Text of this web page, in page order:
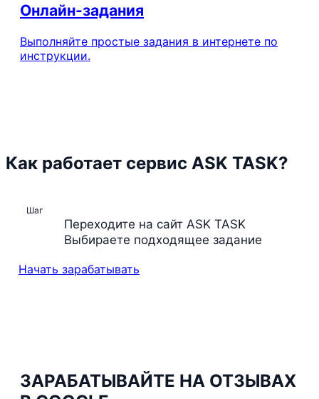
Онлайн-задания
Выполняйте простые задания в интернете по
инструкции.
Как работает сервис ASK TASK?
Шаг
Переходите на сайт ASK TASK
Выбираете подходящее задание
Начать зарабатывать
ЗАРАБАТЫВАЙТЕ НА ОТЗЫВАХ